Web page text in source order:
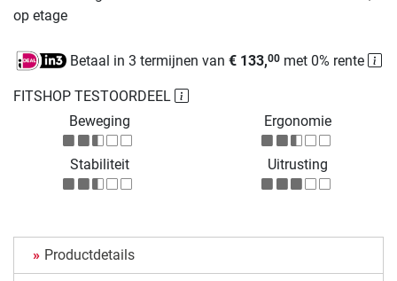
FITSHOP TESTOORDEEL
Beweging
Ergonomie
Stabiliteit Uitrusting
op etage
Betaal in 3 termijnen van € 133,00 met 0% rente
Productdetails